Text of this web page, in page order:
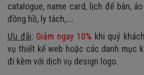
catalogue, name card, lịch để bàn,
đồng hồ, ly tách,....
Ưu đãi: Giảm ngay 10% khi quý
vụ thiết kế web hoặc các danh mục
đi kèm với dịch vụ design logo.